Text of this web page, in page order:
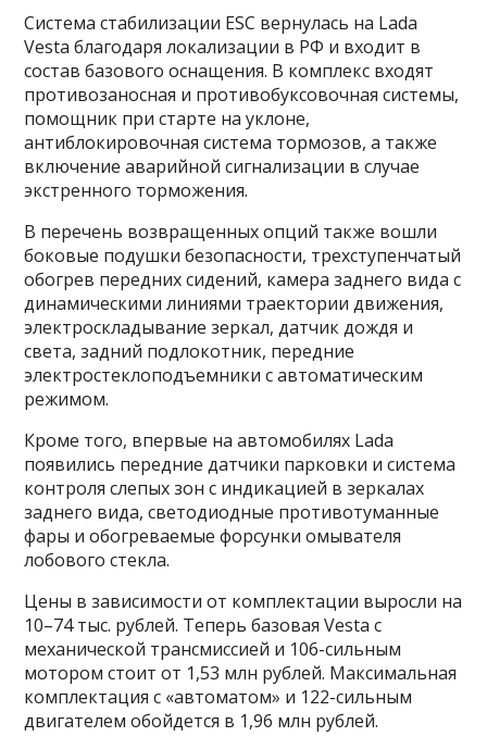
Система стабилизации ESC вернулась на Lada
Vesta благодаря локализации в РФ и входит в
состав базового оснащения. В комплекс входят
противозаносная и противобуксовочная системы,
помощник при старте на уклоне,
антиблокировочная система тормозов, а также
включение аварийной сигнализации в случае
экстренного торможения.
В перечень возвращенных опций также вошли
боковые подушки безопасности, трехступенчатый
обогрев передних сидений, камера заднего вида с
динамическими линиями траектории движения,
электроскладывание зеркал, датчик дождя и
света, задний подлокотник, передние
электростеклоподъемники с автоматическим
режимом.
Кроме того, впервые на автомобилях Lada
появились передние датчики парковки и система
контроля слепых зон с индикацией в зеркалах
заднего вида, светодиодные противотуманные
фары и обогреваемые форсунки омывателя
лобового стекла.
Цены в зависимости от комплектации выросли на
10–74 тыс. рублей. Теперь базовая Vesta с
механической трансмиссией и 106-сильным
мотором стоит от 1,53 млн рублей. Максимальная
комплектация с «автоматом» и 122-сильным
двигателем обойдется в 1,96 млн рублей.